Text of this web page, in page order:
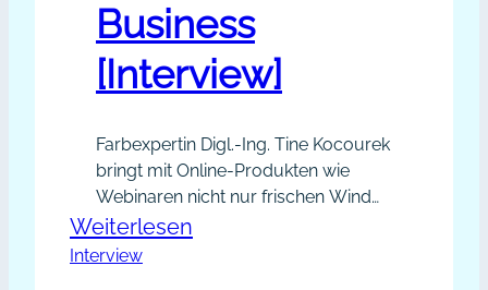
Business
[Interview]
Farbexpertin Digl.-Ing. Tine Kocourek
bringt mit Online-Produkten wie
Webinaren nicht nur frischen Wind
in ihr eigenes Business. Sie hat ihren
Aktionsradius in Kürze enorm
Weiterlesen
Interview